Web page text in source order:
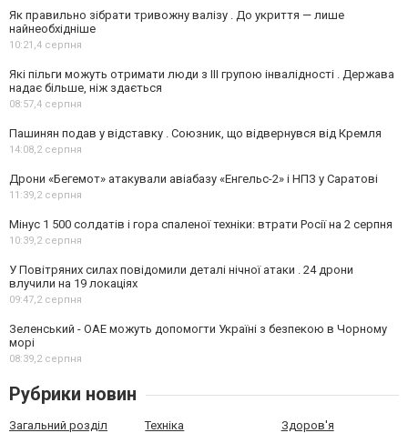
Як правильно зібрати тривожну валізу . До укриття — лише
найнеобхідніше
10:21,4 серпня
Які пільги можуть отримати люди з III групою інвалідності . Держава
надає більше, ніж здається
08:57,4 серпня
Пашинян подав у відставку . Союзник, що відвернувся від Кремля
14:08,2 серпня
Дрони «Бегемот» атакували авіабазу «Енгельс-2» і НПЗ у Саратові
11:39,2 серпня
Мінус 1 500 солдатів і гора спаленої техніки: втрати Росії на 2 серпня
10:39,2 серпня
У Повітряних силах повідомили деталі нічної атаки . 24 дрони
влучили на 19 локаціях
09:47,2 серпня
Зеленський - ОАЕ можуть допомогти Україні з безпекою в Чорному
морі
08:39,2 серпня
Рубрики новин
Загальний розділ Техніка Здоров'я